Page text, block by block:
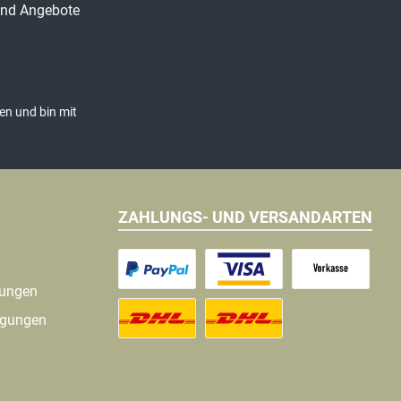
Angebote
und bin mit
ZAHLUNGS- UND VERSANDARTEN